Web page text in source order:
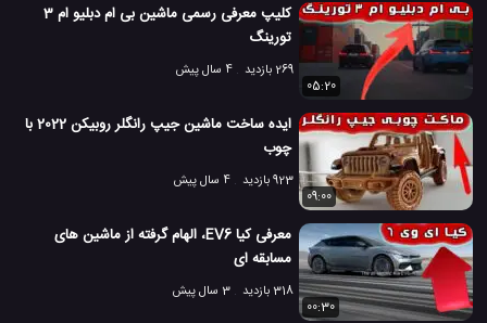
کلیپ معرفی رسمی ماشین بی ام دبلیو ام 3
تورینگ
269 بازدید
4 سال پیش
05:20
ایده ساخت ماشین جیپ رانگلر روبیکن 2022 با
چوب
923 بازدید
4 سال پیش
09:00
معرفی کیا EV6، الهام گرفته از ماشین های
مسابقه ای
318 بازدید
3 سال پیش
00:30